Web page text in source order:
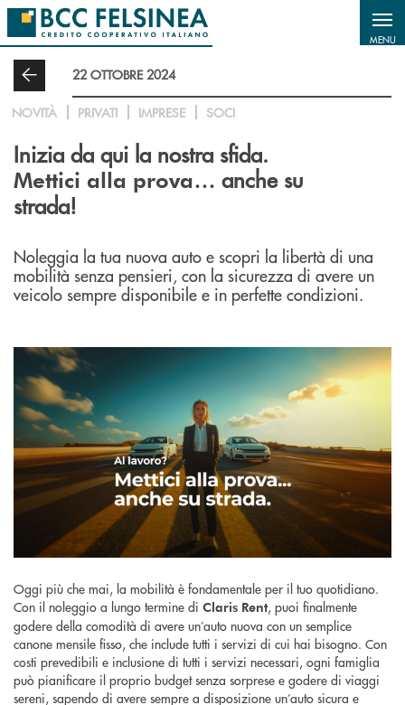
Salta al contenuto principale
MENU
22 OTTOBRE 2024
NOVITÀ PRIVATI IMPRESE SOCI
Inizia da qui la nostra sfida.
Mettici alla prova… anche su
strada!
Noleggia la tua nuova auto e scopri la libertà di una
mobilità senza pensieri, con la sicurezza di avere un
veicolo sempre disponibile e in perfette condizioni.
Oggi più che mai, la mobilità è fondamentale per il tuo quotidiano.
Con il noleggio a lungo termine di Claris Rent, puoi finalmente
godere della comodità di avere un’auto nuova con un semplice
canone mensile fisso, che include tutti i servizi di cui hai bisogno. Con
costi prevedibili e inclusione di tutti i servizi necessari, ogni famiglia
può pianificare il proprio budget senza sorprese e godere di viaggi
sereni, sapendo di avere sempre a disposizione un’auto sicura e